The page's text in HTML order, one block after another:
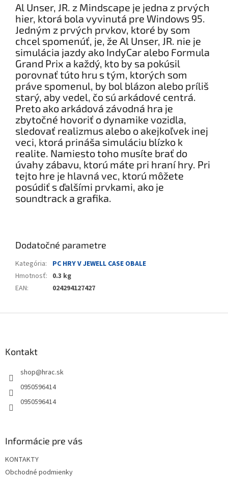
Al Unser, JR. z Mindscape je jedna z prvých
hier, ktorá bola vyvinutá pre Windows 95.
Jedným z prvých prvkov, ktoré by som
chcel spomenúť, je, že Al Unser, JR. nie je
simulácia jazdy ako IndyCar alebo Formula
Grand Prix a každý, kto by sa pokúsil
porovnať túto hru s tým, ktorých som
práve spomenul, by bol blázon alebo príliš
starý, aby vedel, čo sú arkádové centrá.
Preto ako arkádová závodná hra je
zbytočné hovoriť o dynamike vozidla,
sledovať realizmus alebo o akejkoľvek inej
veci, ktorá prináša simuláciu blízko k
realite. Namiesto toho musíte brať do
úvahy zábavu, ktorú máte pri hraní hry. Pri
tejto hre je hlavná vec, ktorú môžete
posúdiť s ďalšími prvkami, ako je
soundtrack a grafika.
Dodatočné parametre
Kategória:
PC HRY V JEWELL CASE OBALE
Hmotnosť: 0.3 kg
EAN: 024294127427
Kontakt
shop@hrac.sk
0950596414
0950596414
Informácie pre vás
KONTAKTY
Obchodné podmienky